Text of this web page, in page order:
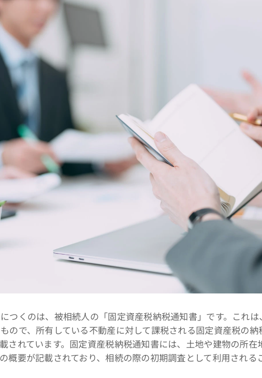
つくのは、被相続人の「固定資産税納税通知書」です。これは
ので、所有している不動産に対して課税される固定資産税の納
されています。固定資産税納税通知書には、土地や建物の所在
概要が記載されており、相続の際の初期調査として利用される